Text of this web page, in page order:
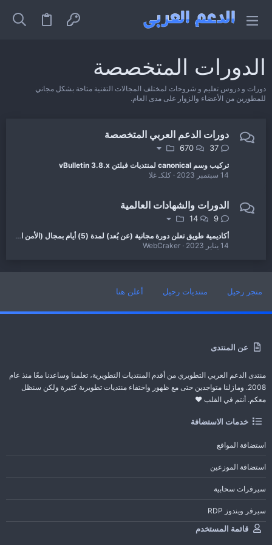
الدورات المتخصصة
دورات و دروس تعليم و شروحات لمختلف المجالات التقنية متاحة بشكل مجاني
للمطورين من الأعضاء والزوار على مدى العام.
دورات الدعم العربي المتخصصة
37
670
تركيب وسم canonical لمنتديات فبلتن vBulletin 3.8.x
14 سبتمبر 2023
كلكـ غلا
الدورات والشهادات العالمية
9
14
أكاديمية طويق تعلن دورة مجانية (عن بُعد) لمدة (5) أيام بمجال (الأمن السيبراني) للسعودين
14 يناير 2023
WebCraker
عن المنتدى
منتدى الدعم العربي التطويري من أقدم المنتديات التطويرية، تعلمنا وساعدنا معًا منذ عام
2008. ومازلنا متواجدين حتى مع ظهور واختفاء منتديات تطويرىة كثيرة ولكن سنظل
معكم. أنتم في القلب ❤️
خدمات الاستضافة
استضافة المواقع
استضافة الموزعين
سيرفرات سحابية
سيرفر ويندوز RDP
قائمة المستخدم
متجر رحيل منتديات رحيل أعلن هنا